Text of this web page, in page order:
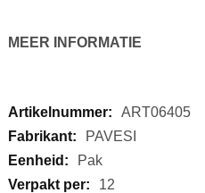
MEER INFORMATIE
Meer
informatie
ART06405
PAVESI
Pak
12